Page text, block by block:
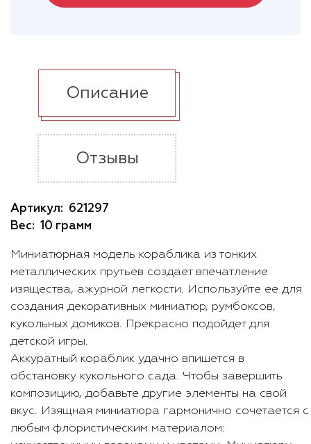
Описание
Отзывы
Артикул: 621297
Вес: 10 грамм
Миниатюрная модель кораблика из тонких
металлических прутьев создает впечатление
изящества, ажурной легкости. Используйте ее для
создания декоративных миниатюр, румбоксов,
кукольных домиков. Прекрасно подойдет для
детской игры.
Аккуратный кораблик удачно впишется в
обстановку кукольного сада. Чтобы завершить
композицию, добавьте другие элементы на свой
вкус. Изящная миниатюра гармонично сочетается с
любым флористическим материалом: